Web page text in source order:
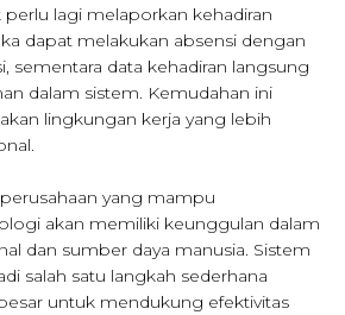
perlu lagi melaporkan kehadiran
dapat melakukan absensi dengan
sementara data kehadiran langsung
dalam sistem. Kemudahan ini
lingkungan kerja yang lebih
yang mampu
akan memiliki keunggulan dalam
dan sumber daya manusia. Sistem
salah satu langkah sederhana
untuk mendukung efektivitas